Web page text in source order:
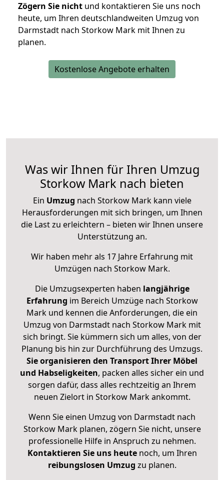
Zögern Sie nicht und kontaktieren Sie uns noch
heute, um Ihren deutschlandweiten Umzug von
Darmstadt nach Storkow Mark mit Ihnen zu
planen.
Kostenlose Angebote erhalten
Was wir Ihnen für Ihren Umzug
Storkow Mark nach bieten
Ein Umzug nach Storkow Mark kann viele
Herausforderungen mit sich bringen, um Ihnen
die Last zu erleichtern – bieten wir Ihnen unsere
Unterstützung an.
Wir haben mehr als 17 Jahre Erfahrung mit
Umzügen nach Storkow Mark.
Die Umzugsexperten haben langjährige
Erfahrung im Bereich Umzüge nach Storkow
Mark und kennen die Anforderungen, die ein
Umzug von Darmstadt nach Storkow Mark mit
sich bringt. Sie kümmern sich um alles, von der
Planung bis hin zur Durchführung des Umzugs.
Sie organisieren den Transport Ihrer Möbel
und Habseligkeiten, packen alles sicher ein und
sorgen dafür, dass alles rechtzeitig an Ihrem
neuen Zielort in Storkow Mark ankommt.
Wenn Sie einen Umzug von Darmstadt nach
Storkow Mark planen, zögern Sie nicht, unsere
professionelle Hilfe in Anspruch zu nehmen.
Kontaktieren Sie uns heutenoch, um Ihren
reibungslosen Umzug zu planen.